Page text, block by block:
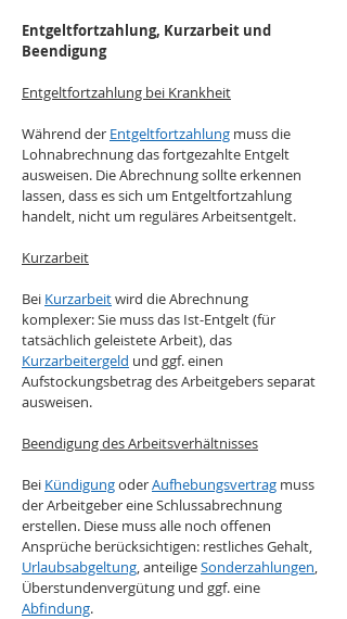
Entgeltfortzahlung, Kurzarbeit und
Beendigung
Entgeltfortzahlung bei Krankheit
Während der Entgeltfortzahlung muss die
Lohnabrechnung das fortgezahlte Entgelt
ausweisen. Die Abrechnung sollte erkennen
lassen, dass es sich um Entgeltfortzahlung
handelt, nicht um reguläres Arbeitsentgelt.
Kurzarbeit
Bei Kurzarbeit wird die Abrechnung
komplexer: Sie muss das Ist-Entgelt (für
tatsächlich geleistete Arbeit), das
Kurzarbeitergeld und ggf. einen
Aufstockungsbetrag des Arbeitgebers separat
ausweisen.
Beendigung des Arbeitsverhältnisses
Bei Kündigung oder Aufhebungsvertrag muss
der Arbeitgeber eine Schlussabrechnung
erstellen. Diese muss alle noch offenen
Ansprüche berücksichtigen: restliches Gehalt,
Urlaubsabgeltung, anteilige Sonderzahlungen,
Überstundenvergütung und ggf. eine
Abfindung.